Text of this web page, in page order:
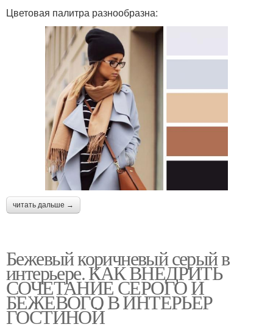
Цветовая палитра разнообразна:
читать дальше →
Бежевый коричневый серый в
интерьере. КАК ВНЕДРИТЬ
СОЧЕТАНИЕ СЕРОГО И
БЕЖЕВОГО В ИНТЕРЬЕР
ГОСТИНОЙ